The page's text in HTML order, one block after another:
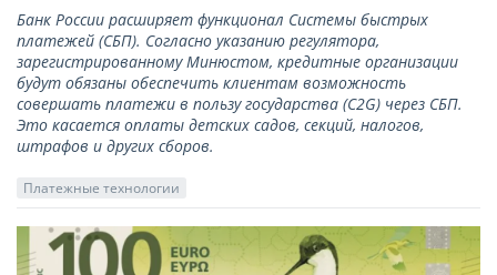
Банк России расширяет функционал Системы быстрых
платежей (СБП). Согласно указанию регулятора,
зарегистрированному Минюстом, кредитные организации
будут обязаны обеспечить клиентам возможность
совершать платежи в пользу государства (С2G) через СБП.
Это касается оплаты детских садов, секций, налогов,
штрафов и других сборов.
Платежные технологии